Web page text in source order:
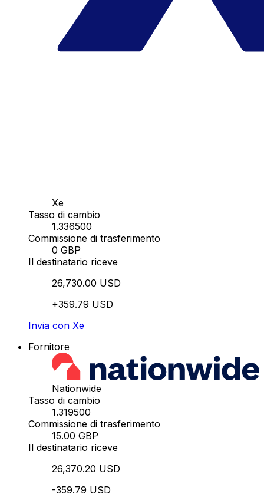
Xe
Tasso di cambio
1.336500
Commissione di trasferimento
0 GBP
Il destinatario riceve
26,730.00 USD
+359.79 USD
Invia con Xe
Fornitore
Nationwide
Tasso di cambio
1.319500
Commissione di trasferimento
15.00 GBP
Il destinatario riceve
26,370.20 USD
-359.79 USD